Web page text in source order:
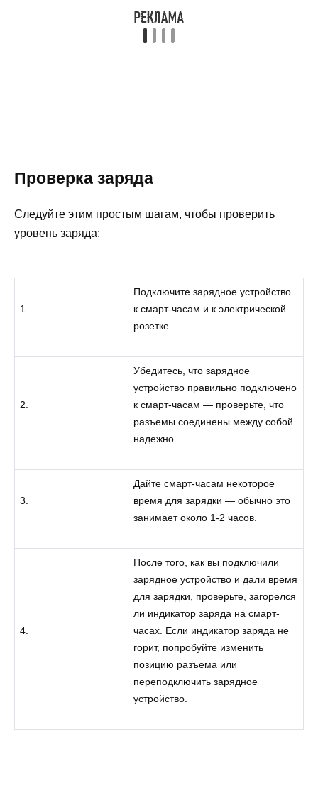
Проверка заряда
Следуйте этим простым шагам, чтобы проверить
уровень заряда:
1.
Подключите зарядное устройство
к смарт-часам и к электрической
розетке.
2.
Убедитесь, что зарядное
устройство правильно подключено
к смарт-часам — проверьте, что
разъемы соединены между собой
надежно.
3.
Дайте смарт-часам некоторое
время для зарядки — обычно это
занимает около 1-2 часов.
4.
После того, как вы подключили
зарядное устройство и дали время
для зарядки, проверьте, загорелся
ли индикатор заряда на смарт-
часах. Если индикатор заряда не
горит, попробуйте изменить
позицию разъема или
переподключить зарядное
устройство.